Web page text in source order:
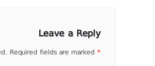
Leave a Reply
Required fields are marked *